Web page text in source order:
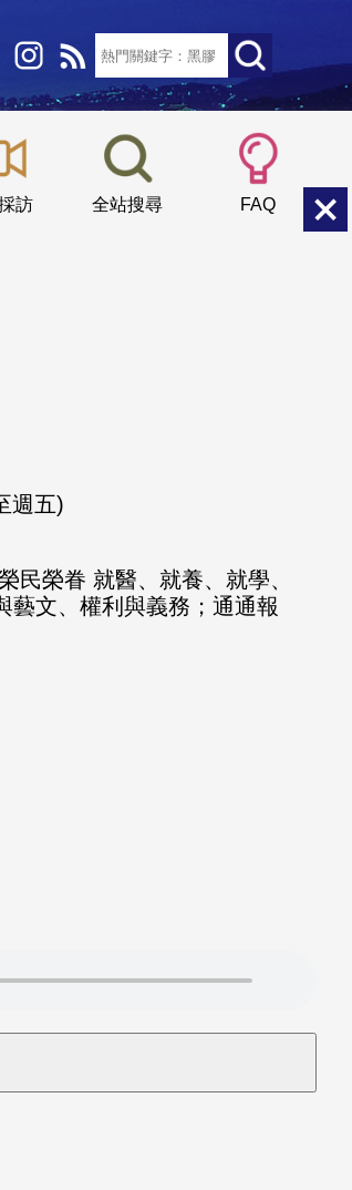
訪 全站搜尋 FAQ
小 中
週五)
民榮眷 就醫、就養、就學、
藝文、權利與義務；通通報